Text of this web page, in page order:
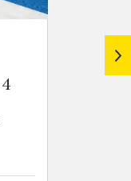
ID
€ 1